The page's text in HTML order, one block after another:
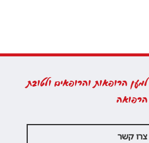
למען הרופאות והרופאים ולטובת
הרפואה
צרו קשר